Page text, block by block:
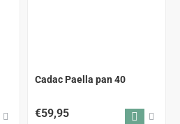
Cadac Paella pan 40
€59,95